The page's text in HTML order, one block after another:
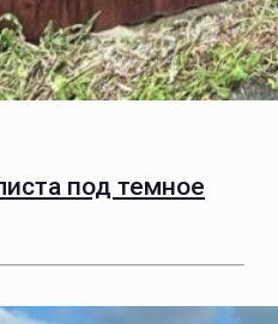
под темное